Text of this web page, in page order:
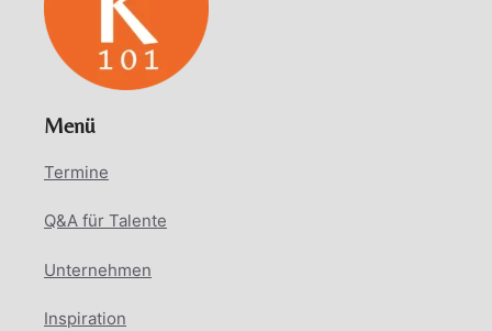
Menü
Termine
Q&A für Talente
Unternehmen
Inspiration